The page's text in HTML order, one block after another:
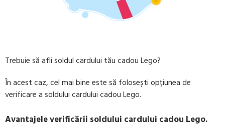
Trebuie să afli soldul cardului tău cadou Lego?
În acest caz, cel mai bine este să folosești opțiunea de
verificare a soldului cardului cadou Lego.
Avantajele verificării soldului cardului cadou Lego.